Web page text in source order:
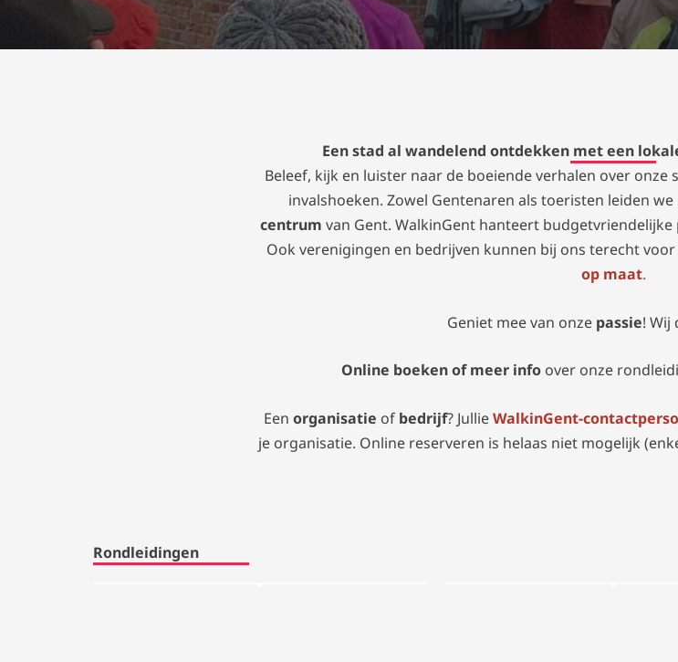
Een stad al wandelend ontdekken met een
Beleef, kijk en luister naar de boeiende verhalen over
invalshoeken. Zowel Gentenaren als toeristen leiden
centrum van Gent. WalkinGent hanteert
Ook verenigingen en bedrijven kunnen bij ons terecht voor
op maat.
Geniet mee van onze passie! Wij
Online boeken of meer info over onze
Een organisatie of bedrijf? Jullie WalkinGent-
je organisatie. Online reserveren is helaas niet mogelijk
Rondleidingen